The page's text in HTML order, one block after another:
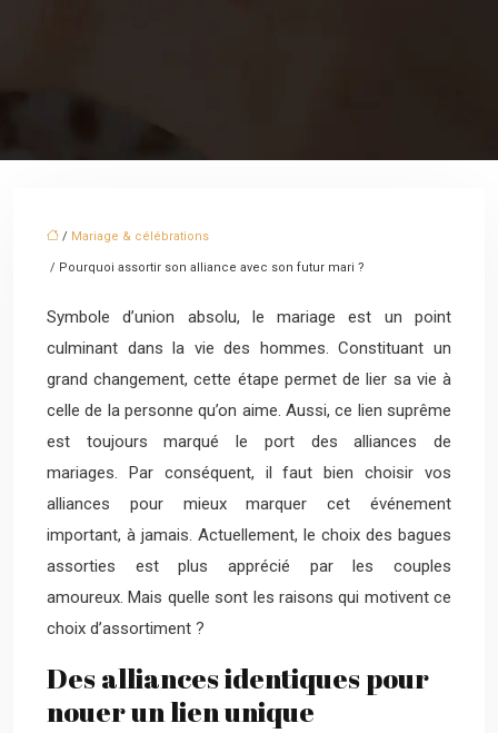
/ Mariage & célébrations
/ Pourquoi assortir son alliance avec son futur mari ?
Symbole d’union absolu, le mariage est un point
culminant dans la vie des hommes. Constituant un
grand changement, cette étape permet de lier sa vie à
celle de la personne qu’on aime. Aussi, ce lien suprême
est toujours marqué le port des alliances de
mariages. Par conséquent, il faut bien choisir vos
alliances pour mieux marquer cet événement
important, à jamais. Actuellement, le choix des bagues
assorties est plus apprécié par les couples
amoureux. Mais quelle sont les raisons qui motivent ce
choix d’assortiment ?
Des alliances identiques pour
nouer un lien unique